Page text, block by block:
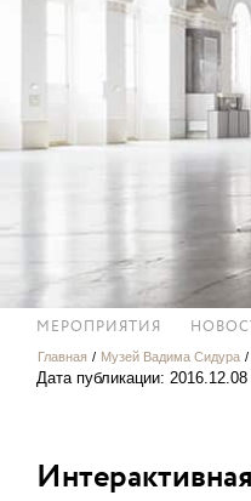
МЕРОПРИЯТИЯ
Главная / Музей Вадима Сидура /
Дата публикации: 2016.12.08